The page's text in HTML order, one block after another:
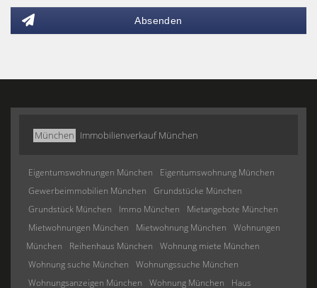
Absenden
München Immobilienverkauf München
Eigentumswohnungen München
Eigentumswohnung München
Gewerbeimmobilien München
Grundstücke München
Grundstück München
Immo München
Mietangebote München
Mietwohnungen München
Mietwohnung München
Wohnungen
München
Reihenhaus München
Wohnung miete München
Wohnung suche München
Wohnungssuche München
Wohnungsanzeigen München
Wohnung München
Haus